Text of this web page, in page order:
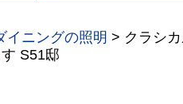
イニングの照明 > クラシ
S51邸